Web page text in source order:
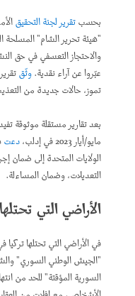
بحسبتقرير لجنة التحقيق
"هيئة تحرير الشام" المسلحة
والاحتجاز التعسفي في حق
عبّروا عن آراء نقدية.وثّق
تموز، حالات جديدة من
مايو/أيار 2023 في إدلب،
دعت
الولايات المتحدة إلى ضمان
التعديلات، وضمان المساءلة.
الأراضي التي
في الأراضي التي تحتلها
"الجيش الوطني السوري"
السورية المؤقتة" للحد من